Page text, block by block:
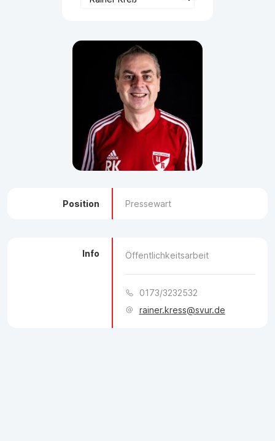
Position Pressewart
Info Öffentlichkeitsarbeit
0173/3232532
rainer.kress@svur.de